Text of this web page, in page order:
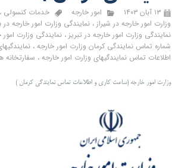
۱۳ آبان ۱۴۰۳ امور خارجه خدمات کنسولی ،
وزارت امور خارجه در شیراز ، نمایندگی وزارت امور خارجه در
نمایندگی وزارت امور خارجه در تبریز ، نمایندگی وزارت
شماره تماس نمایندگی کرمان وزارت امور خارجه،
اطلاعات تماس نمایندگیهای وزارت امور خارجه،
وزارت امور خارجه (ساعت کاری و اطلاعات تماس نمایندگی کرمان )